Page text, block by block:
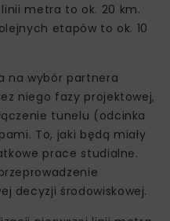
linii metra to ok. 20 km.
etapów to ok. 10
na wybór partnera
niego fazy projektowej,
tunelu (odcinka
To, jaki będą miały
prace studialne.
decyzji środowiskowej.